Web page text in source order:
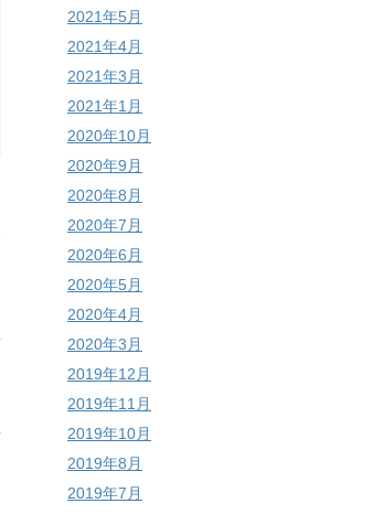
2021年5月
2021年4月
2021年3月
2021年1月
2020年10月
2020年9月
2020年8月
2020年7月
2020年6月
2020年5月
2020年4月
2020年3月
2019年12月
2019年11月
2019年10月
2019年8月
2019年7月